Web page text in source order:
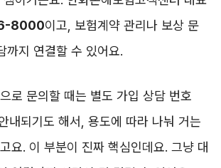
8000이고, 보험계약 관리나 보상 문
까지 연결할 수 있어요.
로 문의할 때는 별도 가입 상담 번호
내되기도 해서, 용도에 따라 나눠 거는
요. 이 부분이 진짜 핵심인데요. 그냥 대